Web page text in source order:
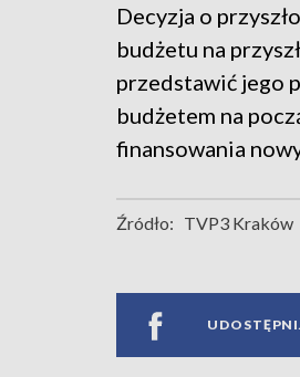
Decyzja o
budżetu na
przedstawić jego
budżetem na
finansowania
Źródło: TVP3 Kraków